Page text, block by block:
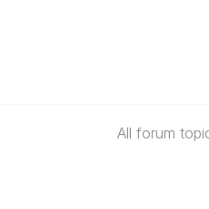
All forum